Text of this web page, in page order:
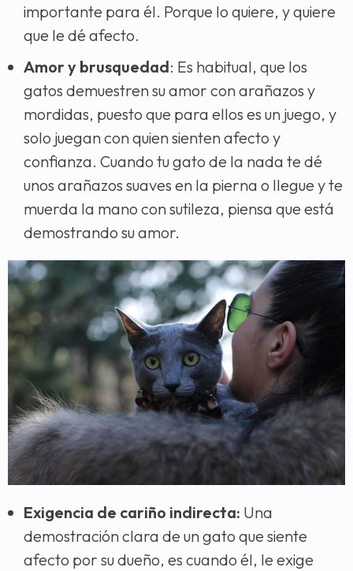
importante para él. Porque lo quiere, y quiere
que le dé afecto.
Amor y brusquedad: Es habitual, que los
gatos demuestren su amor con arañazos y
mordidas, puesto que para ellos es un juego, y
solo juegan con quien sienten afecto y
confianza. Cuando tu gato de la nada te dé
unos arañazos suaves en la pierna o llegue y te
muerda la mano con sutileza, piensa que está
demostrando su amor.
Exigencia de cariño indirecta: Una
demostración clara de un gato que siente
afecto por su dueño, es cuando él, le exige